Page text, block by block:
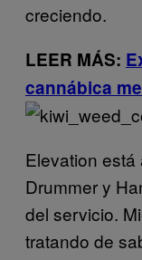
creciendo.
LEER MÁS:
cannábica
Elevation
Drummer y
del servicio.
tratando de